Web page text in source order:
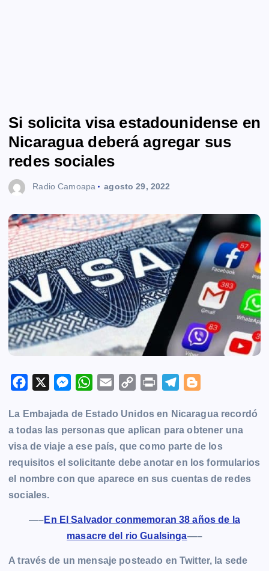
Si solicita visa estadounidense en
Nicaragua deberá agregar sus
redes sociales
Radio Camoapa agosto 29, 2022
c
e
b
o
o
k
M
s
s
e
n
g
r
W
a
t
s
A
p
a
i
l
C
p
y
L
i
n
i
n
t
l
e
g
r
a
o
g
g
e
r
La Embajada de Estado Unidos en Nicaragua recordó
a todas las personas que aplican para obtener una
visa de viaje a ese país, que como parte de los
requisitos el solicitante debe anotar en los formularios
el nombre con que aparece en sus cuentas de redes
sociales.
—–En El Salvador conmemoran 38 años de la
masacre del rio Gualsinga—–
A través de un mensaje posteado en Twitter, la sede